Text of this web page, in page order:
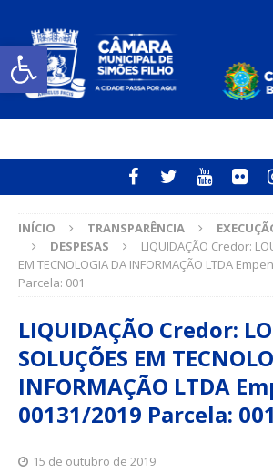
Open toolbar
INÍCIO TRANSPARÊNCIA
DESPESAS
LIQUIDAÇÃO Credor:
EM TECNOLOGIA DA INFORMAÇÃO LTDA
Parcela: 001
LIQUIDAÇÃO Credor:
SOLUÇÕES EM
INFORMAÇÃO LTDA
00131/2019 Parcela: 001
15 de outubro de 2019